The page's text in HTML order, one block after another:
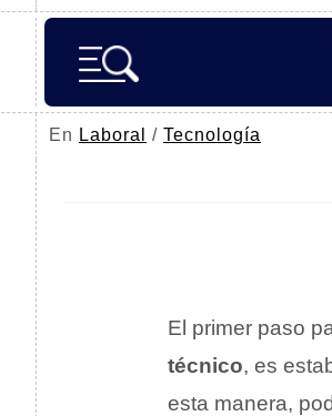
En Laboral / Tecnología
El primer paso
técnico, es
esta manera,